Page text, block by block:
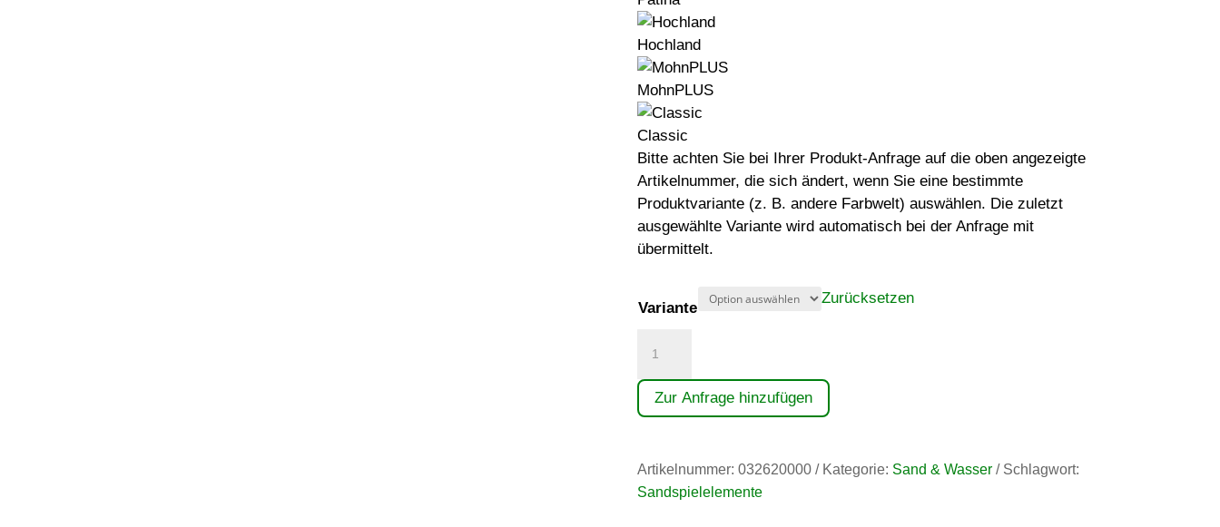
Hochland
MohnPLUS
Classic
Bitte achten Sie bei Ihrer Produkt-Anfrage auf die oben angezeigte
Artikelnummer, die sich ändert, wenn Sie eine bestimmte
Produktvariante (z. B. andere Farbwelt) auswählen. Die zuletzt
ausgewählte Variante wird automatisch bei der Anfrage mit
übermittelt.
Variante
Zurücksetzen
Menge
Zur Anfrage hinzufügen
Artikelnummer: 032620000 Kategorie: Sand & Wasser
Schlagwort:
Sandspielelemente